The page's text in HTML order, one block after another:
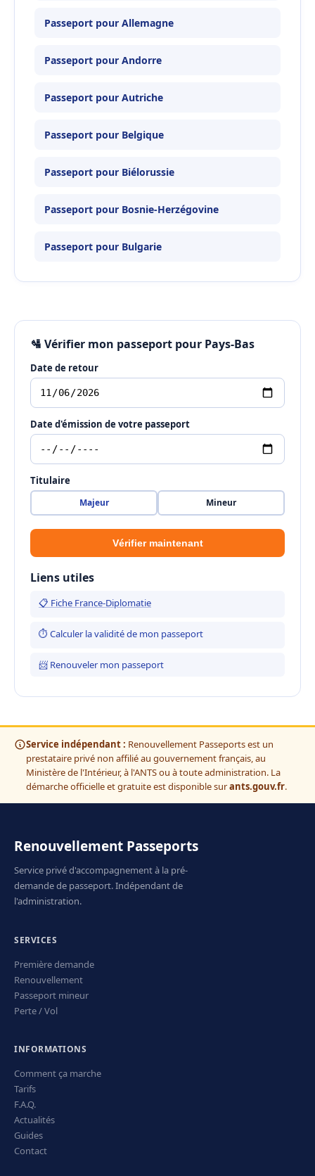
Passeport pour Allemagne
Passeport pour Andorre
Passeport pour Autriche
Passeport pour Belgique
Passeport pour Biélorussie
Passeport pour Bosnie-Herzégovine
Passeport pour Bulgarie
🛂 Vérifier mon passeport pour Pays-Bas
Date de retour
Date d'émission de votre passeport
Titulaire
Majeur Mineur
Vérifier maintenant
Liens utiles
📋 Fiche France-Diplomatie
⏱ Calculer la validité de mon passeport
📨 Renouveler mon passeport
Service indépendant : Renouvellement Passeports est un
prestataire privé non affilié au gouvernement français, au
Ministère de l'Intérieur, à l'ANTS ou à toute administration. La
démarche officielle et gratuite est disponible surants.gouv.fr.
Renouvellement Passeports
Service privé d'accompagnement à la pré-
demande de passeport. Indépendant de
l'administration.
SERVICES
Première demande
Renouvellement
Passeport mineur
Perte / Vol
INFORMATIONS
Comment ça marche
Tarifs
F.A.Q.
Actualités
Guides
Contact